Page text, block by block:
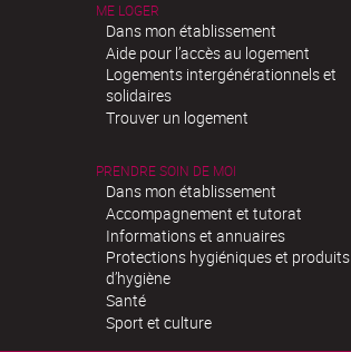
ME LOGER
Dans mon établissement
Aide pour l’accès au logement
Logements intergénérationnels et
solidaires
Trouver un logement
PRENDRE SOIN DE MOI
Dans mon établissement
Accompagnement et tutorat
Informations et annuaires
Protections hygiéniques et produits
d’hygiène
Santé
Sport et culture